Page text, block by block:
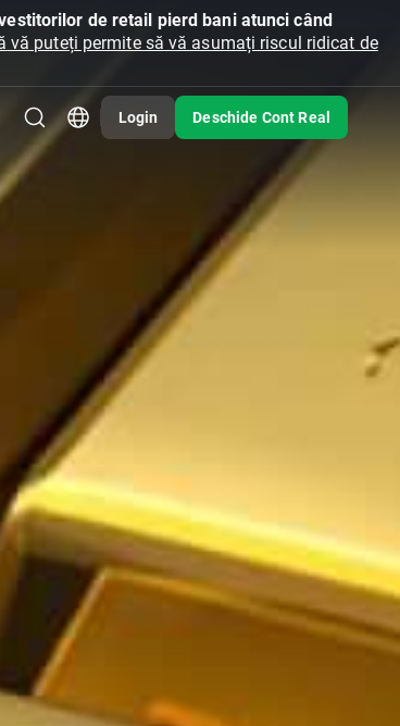
de retail pierd bani atunci când
vă puteți permite să vă asumați riscul ridicat de
Login Deschide Cont Real